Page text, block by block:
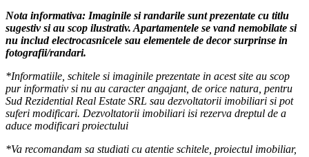
Nota informativa: Imaginile si randarile sunt prezentate cu titlu
sugestiv si au scop ilustrativ. Apartamentele se vand nemobilate si
nu includ electrocasnicele sau elementele de decor surprinse in
fotografii/randari.
*Informatiile, schitele si imaginile prezentate in acest site au scop
pur informativ si nu au caracter angajant, de orice natura, pentru
Sud Rezidential Real Estate SRL sau dezvoltatorii imobiliari si pot
suferi modificari. Dezvoltatorii imobiliari isi rezerva dreptul de a
aduce modificari proiectului
*Va recomandam sa studiati cu atentie schitele, proiectul imobiliar,